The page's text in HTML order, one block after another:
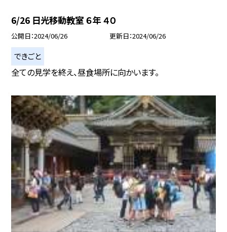
6/26 日光移動教室 ６年 ４０
公開日 2024/06/26 更新日 2024/06/26
できごと
全ての見学を終え、昼食場所に向かいます。